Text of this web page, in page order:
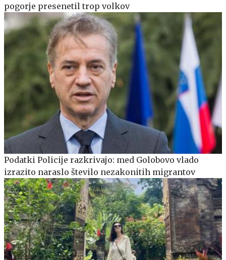
pogorje presenetil trop volkov
Podatki Policije razkrivajo: med Golobovo vlado
izrazito naraslo število nezakonitih migrantov